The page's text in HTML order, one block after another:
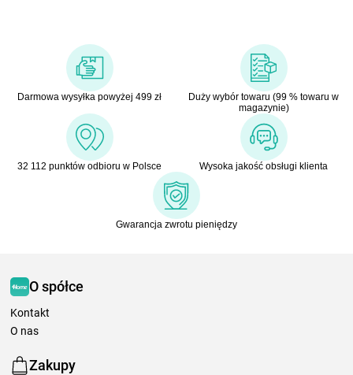
Darmowa wysyłka powyżej 499 zł
Duży wybór towaru (99 % towaru w
magazynie)
32 112 punktów odbioru w Polsce Wysoka jakość obsługi klienta
Gwarancja zwrotu pieniędzy
O spółce
Kontakt
O nas
Zakupy